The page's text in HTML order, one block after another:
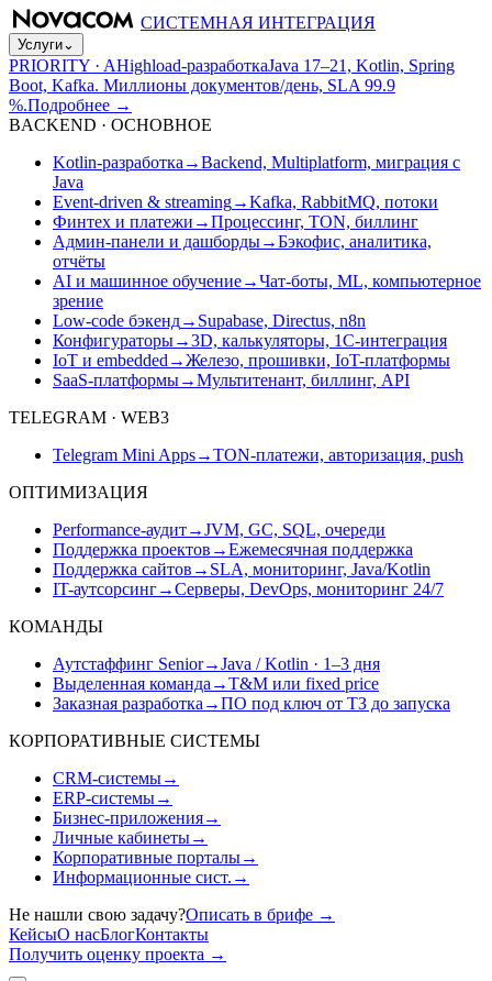
СИСТЕМНАЯ ИНТЕГРАЦИЯ
Услуги⌄
PRIORITY · AHighload-разработкаJava 17–21, Kotlin, Spring
Boot, Kafka. Миллионы документов/день, SLA 99.9
%.Подробнее →
BACKEND · ОСНОВНОЕ
Kotlin-разработка →Backend, Multiplatform, миграция с
Java
Event-driven & streaming→Kafka, RabbitMQ, потоки
Финтех и платежи →Процессинг, TON, биллинг
Админ-панели и дашборды→Бэкофис, аналитика,
отчёты
AI и машинное обучение→Чат-боты, ML, компьютерное
зрение
Low-code бэкенд→ Supabase, Directus, n8n
Конфигураторы→3D, калькуляторы, 1С-интеграция
IoT и embedded →Железо, прошивки, IoT-платформы
SaaS-платформы→Мультитенант, биллинг, API
TELEGRAM · WEB3
Telegram Mini Apps→TON-платежи, авторизация, push
ОПТИМИЗАЦИЯ
Performance-аудит→JVM, GC, SQL, очереди
Поддержка проектов →Ежемесячная поддержка
Поддержка сайтов → SLA, мониторинг, Java/Kotlin
IT-аутсорсинг→Серверы, DevOps, мониторинг 24/7
КОМАНДЫ
Аутстаффинг Senior→Java / Kotlin · 1–3 дня
Выделенная команда →T&M или fixed price
Заказная разработка →ПО под ключ от ТЗ до запуска
КОРПОРАТИВНЫЕ СИСТЕМЫ
CRM-системы→
ERP-системы→
Бизнес-приложения→
Личные кабинеты→
Корпоративные порталы→
Информационные сист. →
Не нашли свою задачу?Описать в брифе →
КейсыО насБлогКонтакты
Получить оценку проекта →